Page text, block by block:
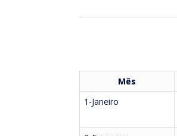
Mês
1-Janeiro